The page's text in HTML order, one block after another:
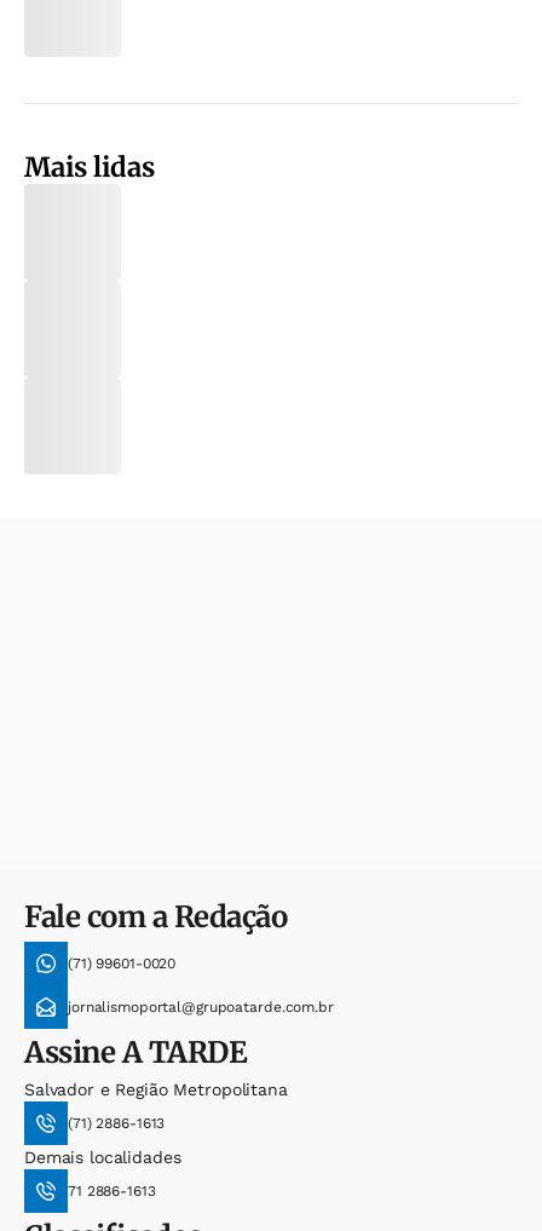
Mais lidas
Fale com a Redação
(71) 99601-0020
jornalismoportal@grupoatarde.com.br
AssineA TARDE
Salvador e Região Metropolitana
(71) 2886-1613
Demais localidades
71 2886-1613